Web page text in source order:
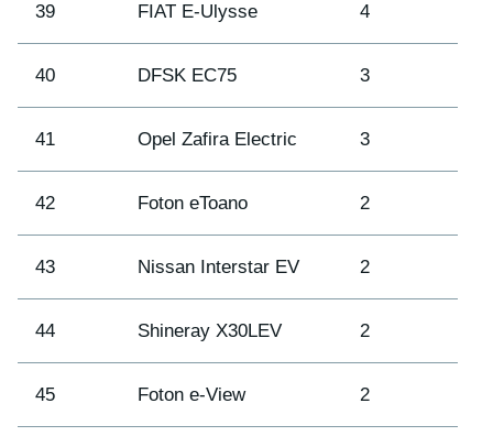
39 FIAT E-Ulysse 4
40 DFSK EC75 3
41 Opel Zafira Electric 3
42 Foton eToano 2
43 Nissan Interstar EV 2
44 Shineray X30LEV 2
45 Foton e-View 2